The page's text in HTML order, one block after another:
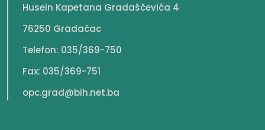
Husein Kapetana Gradaščevića 4
76250 Gradačac
Telefon: 035/369-750
Fax: 035/369-751
opc.grad@bih.net.ba